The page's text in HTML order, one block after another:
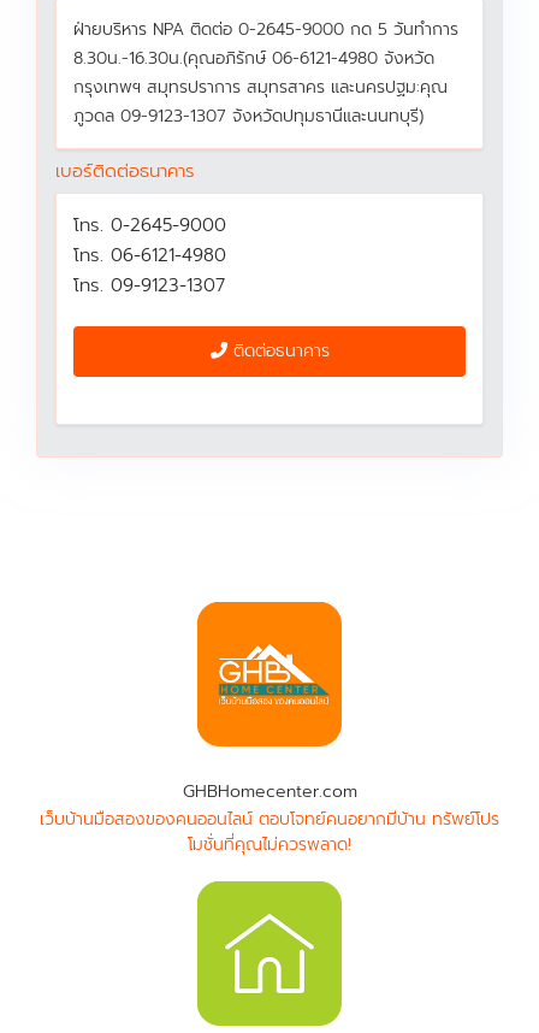
ฝ่ายบริหาร NPA ติดต่อ 0-2645-9000 กด 5 วันทำการ
8.30น.-16.30น.(คุณอภิรักษ์ 06-6121-4980 จังหวัด
กรุงเทพฯ สมุทรปราการ สมุทรสาคร และนครปฐม:คุณ
ภูวดล 09-9123-1307 จังหวัดปทุมธานีและนนทบุรี)
เบอร์ติดต่อธนาคาร
โทร. 0-2645-9000
โทร. 06-6121-4980
โทร. 09-9123-1307
ติดต่อธนาคาร
GHBHomecenter.com
เว็บบ้านมือสองของคนออนไลน์ ตอบโจทย์คนอยากมีบ้าน ทรัพย์โปร
โมชั่นที่คุณไม่ควรพลาด!